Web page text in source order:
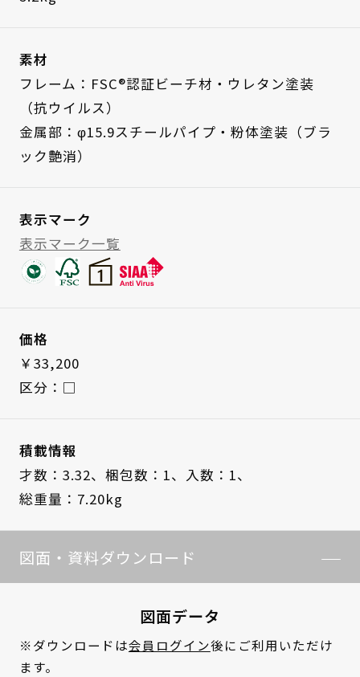
素材
フレーム：FSC®認証ビーチ材・ウレタン塗装
（抗ウイルス）
金属部：φ15.9スチールパイプ・粉体塗装（ブラ
ック艶消）
表示マーク
表示マーク一覧
価格
￥33,200
区分：□
積載情報
才数：3.32、 梱包数：1、 入数：1、
総重量：7.20kg
図面・資料ダウンロード
図面データ
※ダウンロードは会員ログイン後にご利用いただけ
ます。